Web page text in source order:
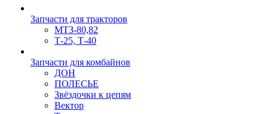
Запчасти для тракторов
МТЗ-80,82
Т-25, Т-40
Запчасти для комбайнов
ДОН
ПОЛЕСЬЕ
Звёздочки к цепям
Вектор